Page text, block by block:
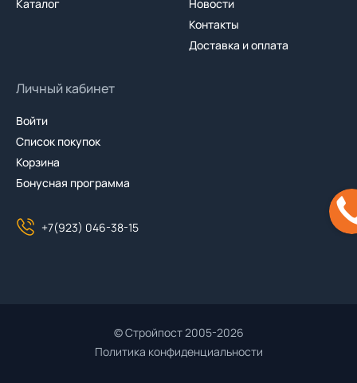
Каталог
Новости
Контакты
Доставка и оплата
Личный кабинет
Войти
Список покупок
Корзина
Бонусная программа
+7(923) 046-38-15
© Стройпост 2005-2026
Политика конфиденциальности